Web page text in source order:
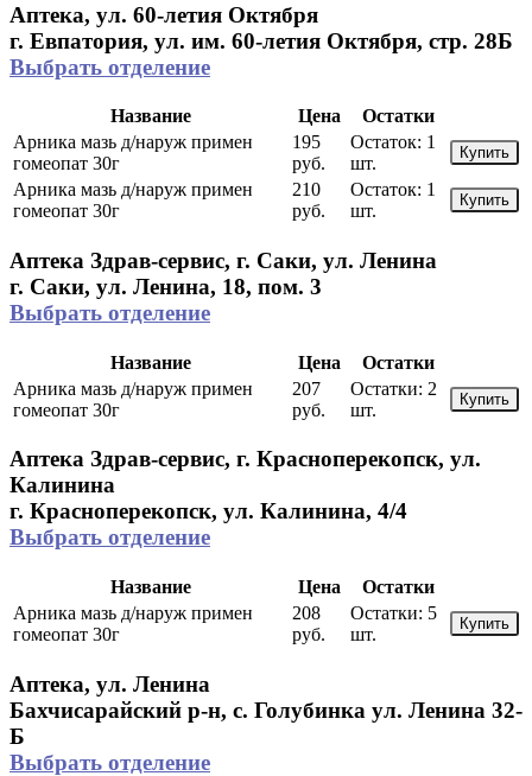
Аптека, ул. 60-летия Октября
г. Евпатория, ул. им. 60-летия Октября, стр. 28Б
Выбрать отделение
Название Цена
Остатки
Арника мазь д/наруж примен
гомеопат 30г
195
руб.
Остаток: 1
шт.
Купить
Арника мазь д/наруж примен
гомеопат 30г
210
руб.
Остаток: 1
шт.
Купить
Аптека Здрав-сервис, г. Саки, ул. Ленина
г. Саки, ул. Ленина, 18, пом. 3
Выбрать отделение
Название Цена
Остатки
Арника мазь д/наруж примен
гомеопат 30г
207
руб.
Остатки: 2
шт.
Купить
Аптека Здрав-сервис, г. Красноперекопск, ул.
Калинина
г. Красноперекопск, ул. Калинина, 4/4
Выбрать отделение
Название Цена
Остатки
Арника мазь д/наруж примен
гомеопат 30г
208
руб.
Остатки: 5
шт.
Купить
Аптека, ул. Ленина
Бахчисарайский р-н, с. Голубинка ул. Ленина 32-
Б
Выбрать отделение